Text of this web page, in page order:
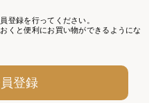
登録を行ってください。
くと便利にお買い物ができるようにな